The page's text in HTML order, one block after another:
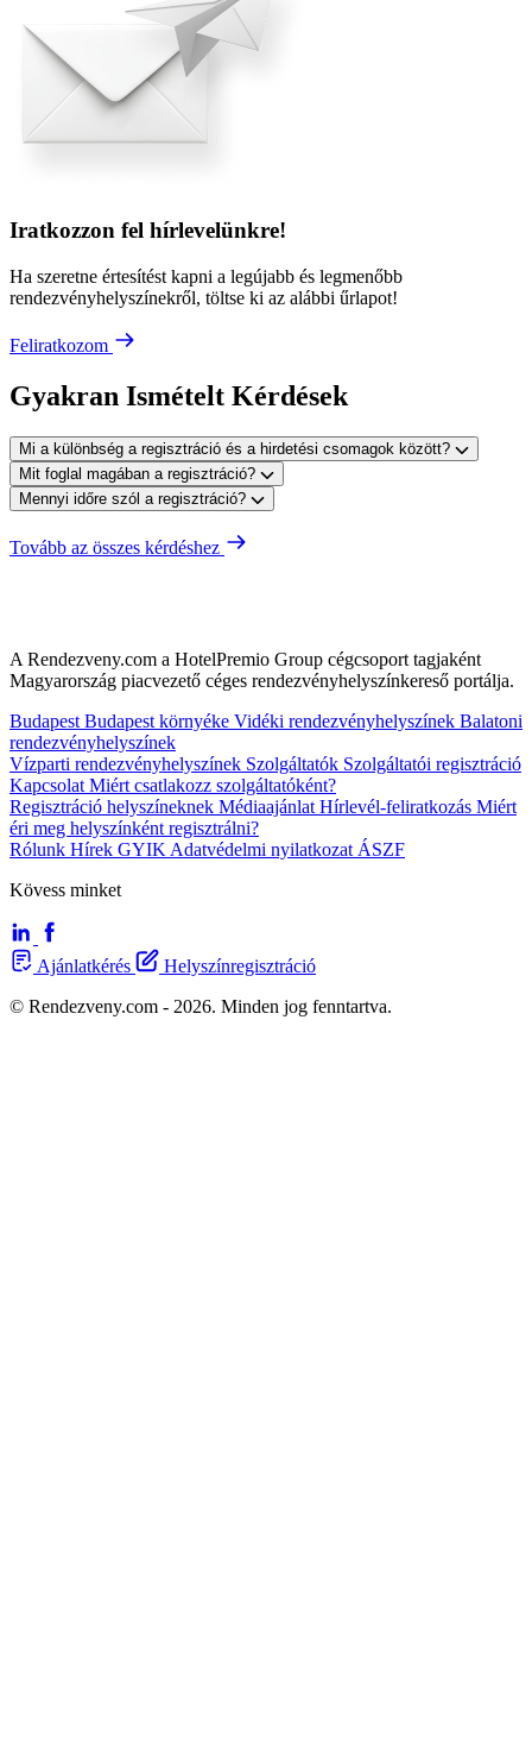
Iratkozzon fel hírlevelünkre!
Ha szeretne értesítést kapni a legújabb és legmenőbb
rendezvényhelyszínekről, töltse ki az alábbi űrlapot!
Feliratkozom
Gyakran Ismételt Kérdések
Mi a különbség a regisztráció és a hirdetési csomagok között?
Mit foglal magában a regisztráció?
Mennyi időre szól a regisztráció?
Tovább az összes kérdéshez
A Rendezveny.com a HotelPremio Group cégcsoport tagjaként
Magyarország piacvezető céges rendezvényhelyszínkereső portálja.
Budapest Budapest környéke Vidéki rendezvényhelyszínek Balatoni
rendezvényhelyszínek
Vízparti rendezvényhelyszínek Szolgáltatók Szolgáltatói regisztráció
Kapcsolat Miért csatlakozz szolgáltatóként?
Regisztráció helyszíneknek Médiaajánlat Hírlevél-feliratkozás Miért
éri meg helyszínként regisztrálni?
Rólunk Hírek GYIK Adatvédelmi nyilatkozat ÁSZF
Kövess minket
Ajánlatkérés
Helyszínregisztráció
© Rendezveny.com - 2026. Minden jog fenntartva.